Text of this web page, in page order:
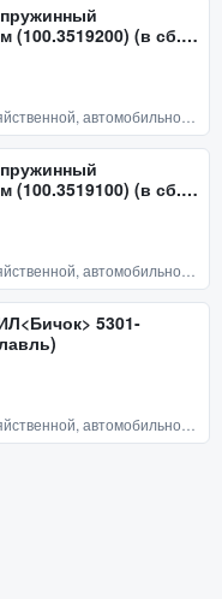
(100.3519200) (в сб.
(100.3519100) (в сб.
5301-